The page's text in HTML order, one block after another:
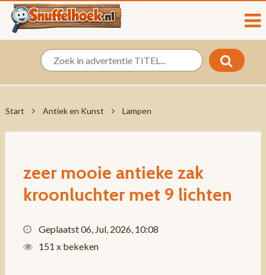
Start Antiek en Kunst Lampen
zeer mooie antieke zak
kroonluchter met 9 lichten
Geplaatst 06, Jul, 2026, 10:08
151 x bekeken